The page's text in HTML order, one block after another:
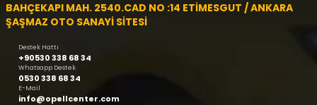
BAHÇEKAPI MAH. 2540.CAD NO :14 ETİMESGUT / ANKARA
ŞAŞMAZ OTO SANAYİ SİTESİ
Destek Hattı
+90530 338 68 34
Whatsapp Destek
0530 338 68 34
E-Mail
info@opellcenter.com